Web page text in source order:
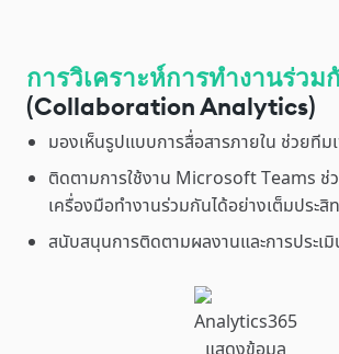
การวิเคราะห์การทำงานร่วม
(Collaboration Analytics)
มองเห็นรูปแบบการสื่อสารภายใน ช่วยที
ติดตามการใช้งาน Microsoft Teams ช่
เครื่องมือทำงานร่วมกันได้อย่างเต็มประสิ
สนับสนุนการติดตามผลงานและการประเ
Analytics365